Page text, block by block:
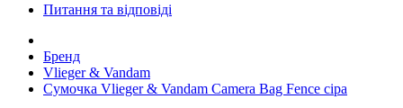
Питання та відповіді
Бренд
Vlieger & Vandam
Сумочка Vlieger & Vandam Camera Bag Fence сіра